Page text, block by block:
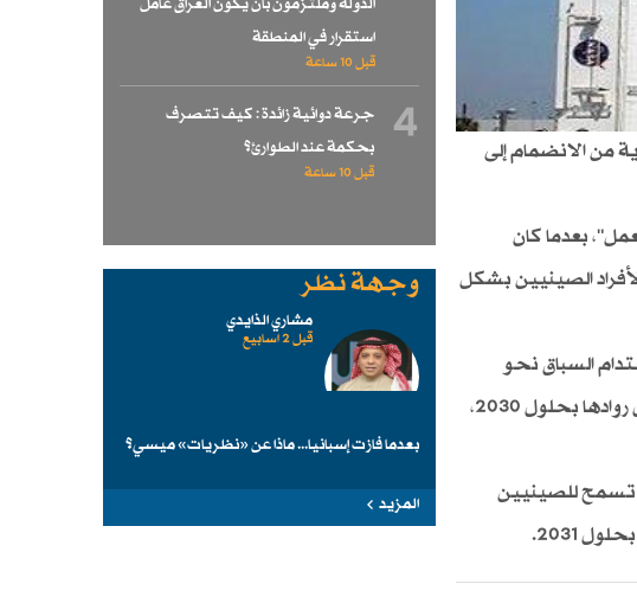
من الانضمام إلى
بعدما كان
الصينيين بشكل
السباق نحو
القمر. إذ تسعى "ناسا" لإنزال طاقم على سطحه عام 2027 ضمن برنامج أرتميس، فيما تخطط الصين لإرسال روادها بحلول 2030،
تسمح للصينيين
2031.
الدولة وملتزمون بأن يكون العراق عامل
استقرار في المنطقة
قبل 10 ساعة
4
جرعة دوائية زائدة : كيف تتصرف
بحكمة عند الطوارئ؟
قبل 10 ساعة
وجهة نظر
مشاري الذايدي
قبل 2 اسابیع
بعدما فازت إسبانيا... ماذا عن «نظريات» ميسي؟
المزيد